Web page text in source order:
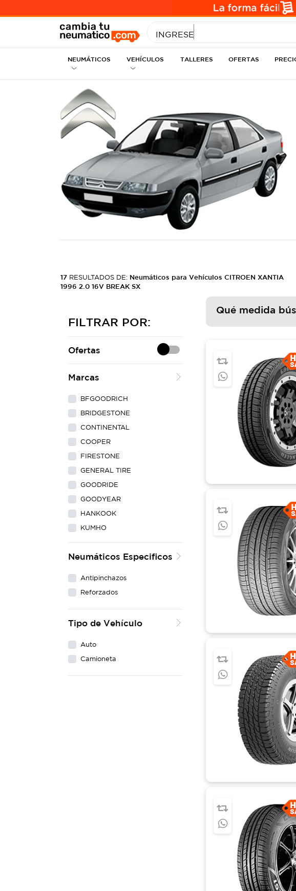
INGRESE MEDIDA
NEUMÁTICOS VEHÍCULOS TALLERES OFERTAS
17 RESULTADOS DE: Neumáticos para Vehículos CITROEN XANTIA
1996 2.0 16V BREAK SX
FILTRAR POR:
Ofertas
Marcas
BFGOODRICH
BRIDGESTONE
CONTINENTAL
COOPER
FIRESTONE
GENERAL TIRE
GOODRIDE
GOODYEAR
HANKOOK
KUMHO
LING LONG
MAXXIS
YOKOHAMA
Neumáticos Especificos
Antipinchazos
Reforzados
Tipo de Vehículo
Auto
Camioneta
Qué medida